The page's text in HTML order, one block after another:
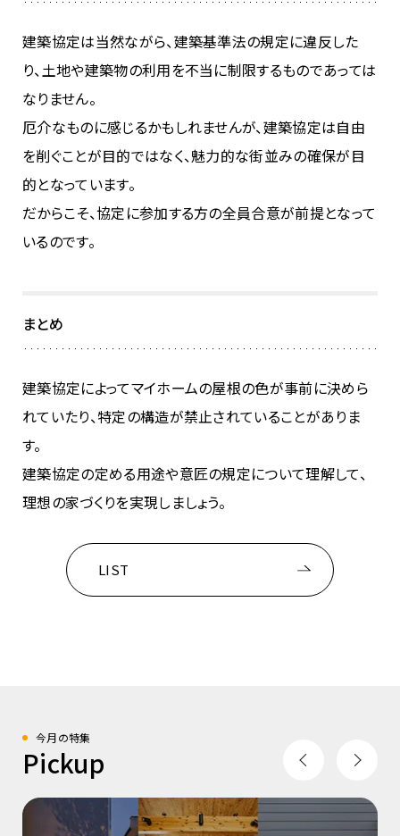
建築協定は当然ながら、建築基準法の規定に違反した
り、土地や建築物の利用を不当に制限するものであっては
なりません。
厄介なものに感じるかもしれませんが、建築協定は自由
を削ぐことが目的ではなく、魅力的な街並みの確保が目
的となっています。
だからこそ、協定に参加する方の全員合意が前提となって
いるのです。
まとめ
建築協定によってマイホームの屋根の色が事前に決めら
れていたり、特定の構造が禁止されていることがありま
す。
建築協定の定める用途や意匠の規定について理解して、
理想の家づくりを実現しましょう。
LIST
今月の特集
Pickup